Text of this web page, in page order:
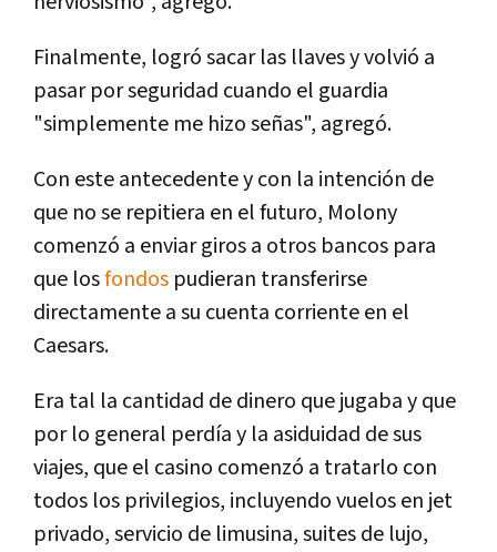
Finalmente, logró sacar las llaves y volvió a
pasar por seguridad cuando el guardia
"simplemente me hizo señas", agregó.
Con este antecedente y con la intención de
que no se repitiera en el futuro, Molony
comenzó a enviar giros a otros bancos para
que losfondos pudieran transferirse
directamente a su cuenta corriente en el
Caesars.
Era tal la cantidad de dinero que jugaba y que
por lo general perdía y la asiduidad de sus
viajes, que el casino comenzó a tratarlo con
todos los privilegios, incluyendo vuelos en jet
privado, servicio de limusina, suites de lujo,